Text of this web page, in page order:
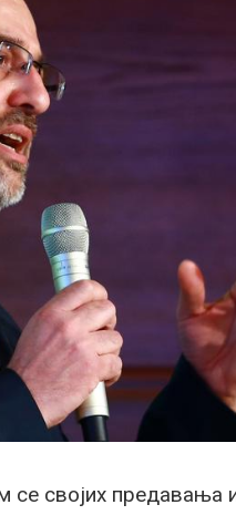
се својих